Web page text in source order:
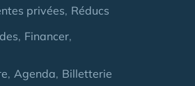
privées Réducs
Financer
Agenda Billetterie